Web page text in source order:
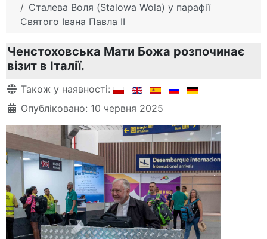
Сталева Воля (Stalowa Wola) у парафії
Святого Івана Павла ІІ
Ченстоховська Мати Божа розпочинає
візит в Італії.
Деталі
Також у наявності:
Опубліковано: 10 червня 2025